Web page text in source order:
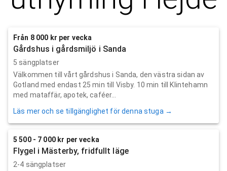
Från 8 000 kr per vecka
Gårdshus i gårdsmiljö i Sanda
5 sängplatser
Välkommen till vårt gårdshus i Sanda, den västra sidan av
Gotland med endast 25 min till Visby. 10 min till Klintehamn
med mataffär, apotek, caféer...
Läs mer och se tillgänglighet för denna stuga →
5 500 - 7 000 kr per vecka
Flygel i Mästerby, fridfullt läge
2-4 sängplatser